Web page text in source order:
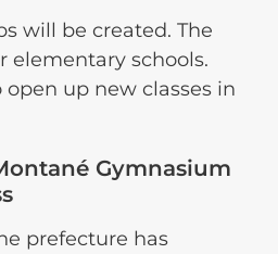
will be created. The
elementary schools.
up new classes in
Gymnasium
prefecture has